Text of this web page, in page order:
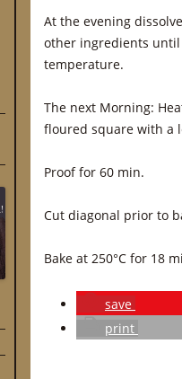
At the evening
other ingredients until
temperature.
The next Morning:
floured square with a
Proof for 60 min.
Cut diagonal prior to
Bake at 250°C for 18
save
print